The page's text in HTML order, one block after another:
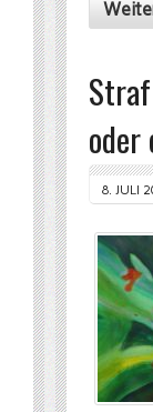
oder
8. JULI